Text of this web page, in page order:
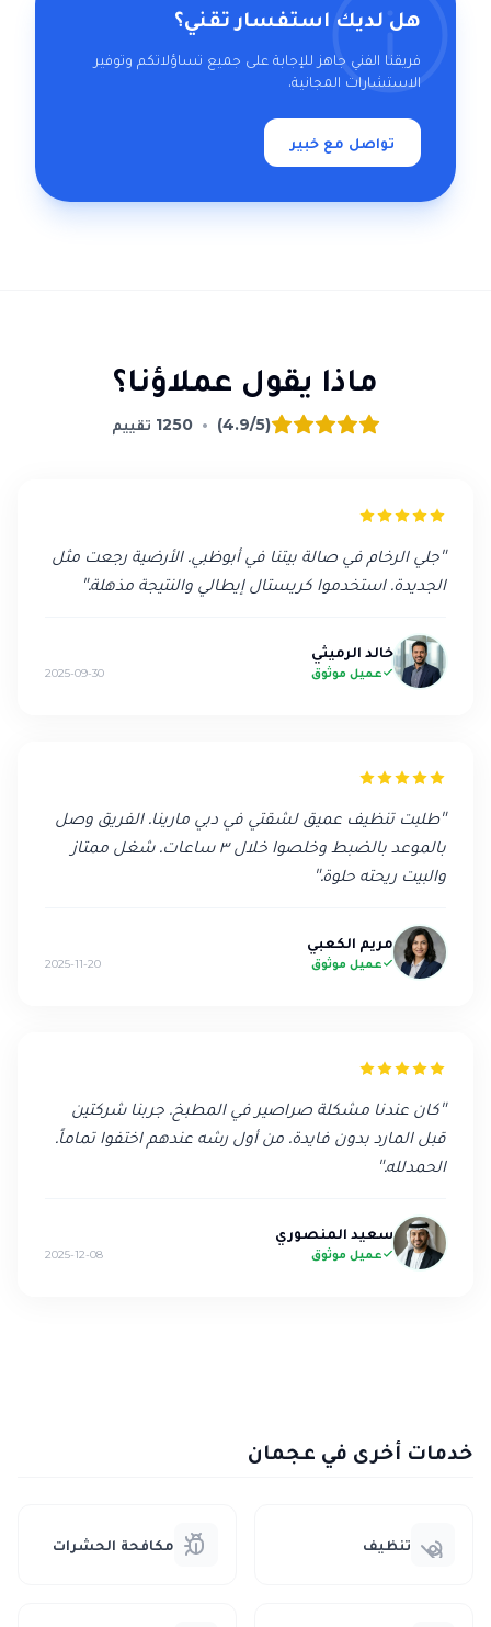
هل لديك استفسار تقني؟
فريقنا الفني جاهز للإجابة على جميع تساؤلاتكم وتوفير
الاستشارات المجانية.
تواصل مع خبير
ماذا يقول عملاؤنا؟
(4.9/5)
•
1250 تقييم
"جلي الرخام في صالة بيتنا في أبوظبي. الأرضية رجعت مثل
الجديدة. استخدموا كريستال إيطالي والنتيجة مذهلة."
خالد الرميثي
عميل موثوق 2025-09-30
"طلبت تنظيف عميق لشقتي في دبي مارينا. الفريق وصل
بالموعد بالضبط وخلصوا خلال ٣ ساعات. شغل ممتاز
والبيت ريحته حلوة."
مريم الكعبي
عميل موثوق 2025-11-20
"كان عندنا مشكلة صراصير في المطبخ. جربنا شركتين
قبل المارد بدون فايدة. من أول رشه عندهم اختفوا تماماً.
الحمدلله."
سعيد المنصوري
عميل موثوق 2025-12-08
خدمات أخرى في عجمان
تنظيف مكافحة الحشرات